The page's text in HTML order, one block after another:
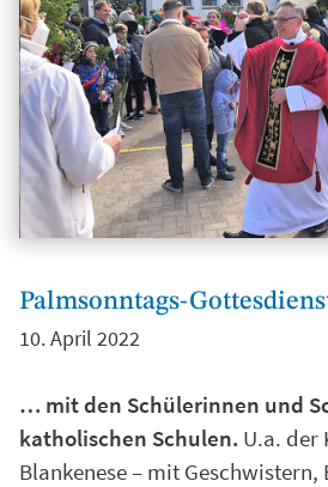
Palmsonntags-
10. April 2022
… mit den Schülerinnen und
katholischen Schulen. U.a. der
Blankenese – mit